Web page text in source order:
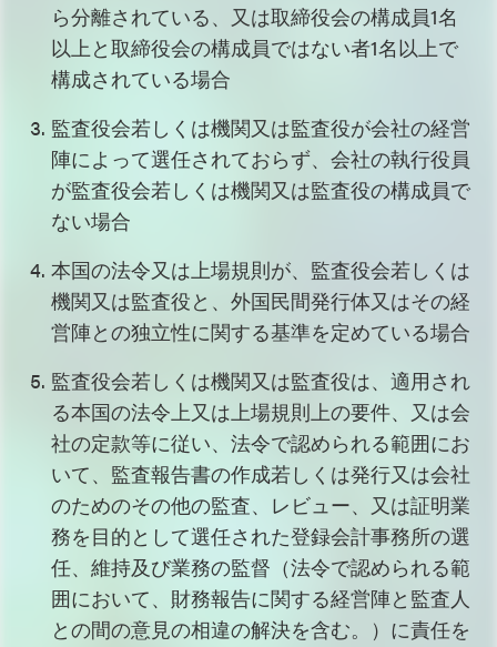
ら分離されている、又は取締役会の構成員1名
以上と取締役会の構成員ではない者1名以上で
構成されている場合
監査役会若しくは機関又は監査役が会社の経営
陣によって選任されておらず、会社の執行役員
が監査役会若しくは機関又は監査役の構成員で
ない場合
本国の法令又は上場規則が、監査役会若しくは
機関又は監査役と、外国民間発行体又はその経
営陣との独立性に関する基準を定めている場合
監査役会若しくは機関又は監査役は、適用され
る本国の法令上又は上場規則上の要件、又は会
社の定款等に従い、法令で認められる範囲にお
いて、監査報告書の作成若しくは発行又は会社
のためのその他の監査、レビュー、又は証明業
務を目的として選任された登録会計事務所の選
任、維持及び業務の監督（法令で認められる範
囲において、財務報告に関する経営陣と監査人
との間の意見の相違の解決を含む。）に責任を